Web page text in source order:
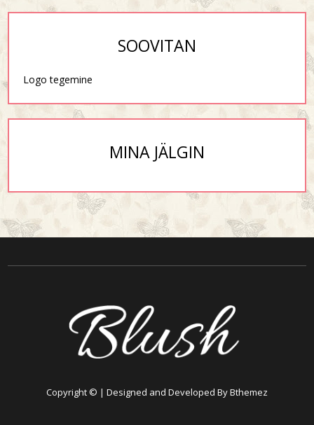
SOOVITAN
Logo tegemine
MINA JÄLGIN
Copyright © | Designed and Developed By Bthemez